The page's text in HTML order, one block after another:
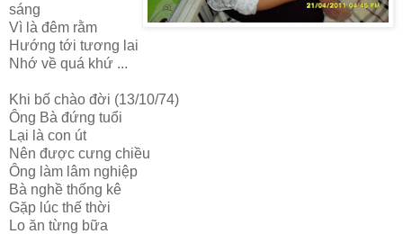
sáng
Vì là đêm rằm
Hướng tới tương lai
Nhớ về quá khứ ...
Khi bố chào đời (13/10/74)
Ông Bà đứng tuổi
Lại là con út
Nên được cưng chiều
Ông làm lâm nghiệp
Bà nghề thống kê
Gặp lúc thế thời
Lo ăn từng bữa